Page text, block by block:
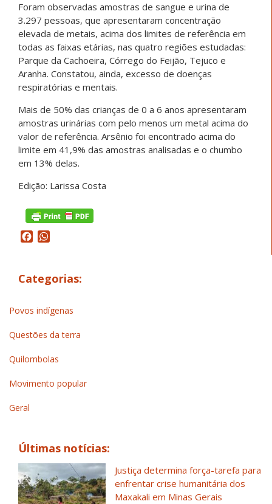
Foram observadas amostras de sangue e urina de
3.297 pessoas, que apresentaram concentração
elevada de metais, acima dos limites de referência em
todas as faixas etárias, nas quatro regiões estudadas:
Parque da Cachoeira, Córrego do Feijão, Tejuco e
Aranha. Constatou, ainda, excesso de doenças
respiratórias e mentais.
Mais de 50% das crianças de 0 a 6 anos apresentaram
amostras urinárias com pelo menos um metal acima do
valor de referência. Arsênio foi encontrado acima do
limite em 41,9% das amostras analisadas e o chumbo
em 13% delas.
Edição: Larissa Costa
Facebook
Categorias:
Povos indígenas
Questões da terra
Quilombolas
Movimento popular
Geral
Últimas notícias:
Justiça determina força-tarefa para
enfrentar crise humanitária dos
Maxakali em Minas Gerais